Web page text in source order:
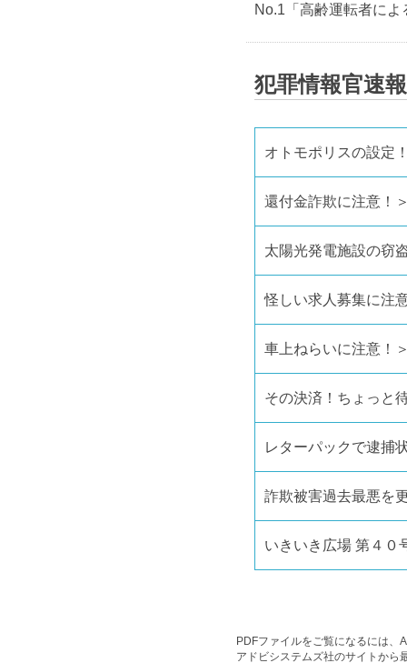
No.1「高齢運転者に
犯罪情報官速
オトモポリスの設定
還付金詐欺に注意！
太陽光発電施設の窃
怪しい求人募集に注
車上ねらいに注意！
その決済！ちょっと
レターパックで逮捕
詐欺被害過去最悪を
いきいき広場 第４０
PDFファイルをご覧になるには、
アドビシステムズ社のサイトから